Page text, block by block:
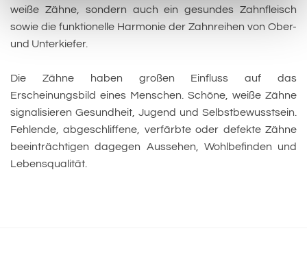
weiße Zähne, sondern auch ein gesundes Zahnfleisch
sowie die funktionelle Harmonie der Zahnreihen von Ober-
und Unterkiefer.
Die Zähne haben großen Einfluss auf das
Erscheinungsbild eines Menschen. Schöne, weiße Zähne
signalisieren Gesundheit, Jugend und Selbstbewusstsein.
Fehlende, abgeschliffene, verfärbte oder defekte Zähne
beeinträchtigen dagegen Aussehen, Wohlbefinden und
Lebensqualität.